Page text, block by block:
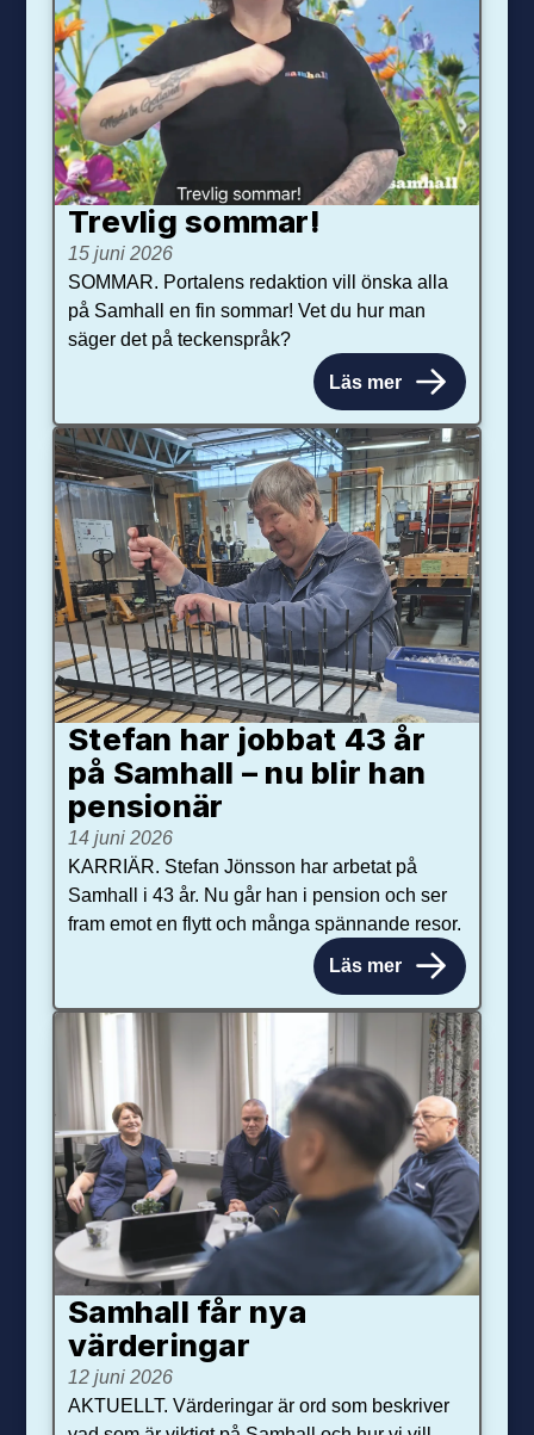
Trevlig sommar!
15 juni 2026
SOMMAR. Portalens redaktion vill önska alla
på Samhall en fin sommar! Vet du hur man
säger det på teckenspråk?
Läs mer
Stefan har jobbat 43 år
på Samhall – nu blir han
pensionär
14 juni 2026
KARRIÄR. Stefan Jönsson har arbetat på
Samhall i 43 år. Nu går han i pension och ser
fram emot en flytt och många spännande resor.
Läs mer
Samhall får nya
värdering­ar
12 juni 2026
AKTUELLT. Värderingar är ord som beskriver